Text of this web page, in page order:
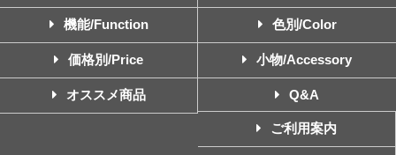
機能/Function 色別/Color
価格別/Price 小物/Accessory
オススメ商品 Q&A
ご利用案内